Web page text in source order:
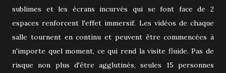
sublimes et les écrans incurvés qui se font face de 2
espaces renforcent l'effet immersif. Les vidéos de chaque
salle tournent en continu et peuvent être commencées à
n'importe quel moment, ce qui rend la visite fluide. Pas de
risque non plus d'être agglutinés, seules 15 personnes